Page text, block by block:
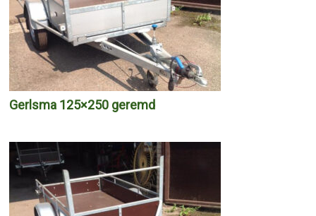
Gerlsma 125×250 geremd